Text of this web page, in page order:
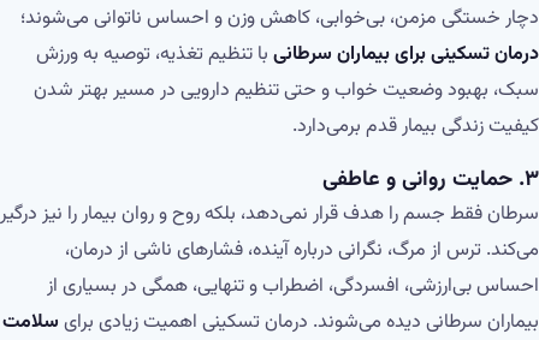
دچار خستگی مزمن، بی‌خوابی، کاهش وزن و احساس ناتوانی می‌شوند؛
درمان تسکینی برای بیماران سرطانی با تنظیم تغذیه، توصیه به ورزش
سبک، بهبود وضعیت خواب و حتی تنظیم دارویی در مسیر بهتر شدن
کیفیت زندگی بیمار قدم برمی‌دارد.
۳. حمایت روانی و عاطفی
سرطان فقط جسم را هدف قرار نمی‌دهد، بلکه روح و روان بیمار را نیز درگیر
می‌کند. ترس از مرگ، نگرانی درباره آینده، فشارهای ناشی از درمان،
احساس بی‌ارزشی، افسردگی، اضطراب و تنهایی، همگی در بسیاری از
بیماران سرطانی دیده می‌شوند. درمان تسکینی اهمیت زیادی برای سلامت